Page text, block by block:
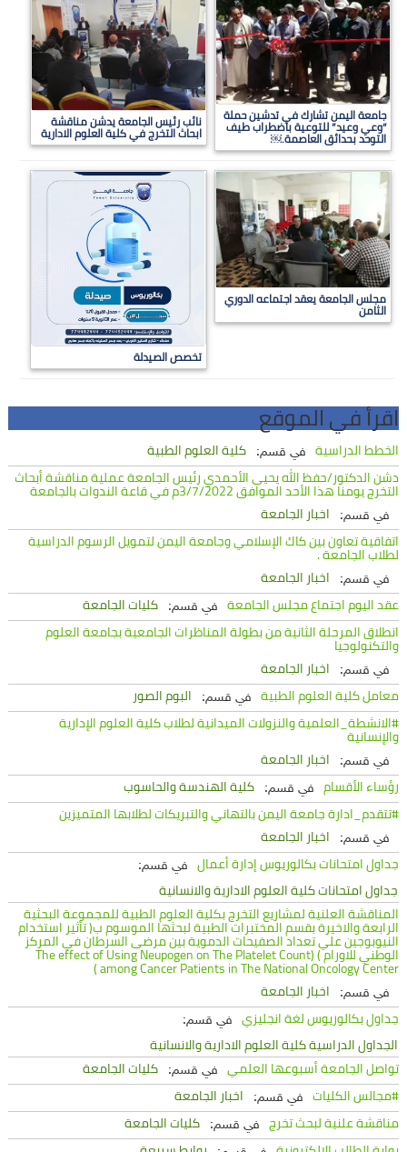
جامعة اليمن تشارك في تدشين حملة
“وعي وعيد” للتوعية باضطراب طيف
التوحد بحدائق العاصمة.￼
نائب رئيس الجامعة يدشن مناقشة
ابحاث التخرج في كلية العلوم الادارية
مجلس الجامعة يعقد اجتماعه الدوري
الثامن
تخصص الصيدلة
اقرأ في الموقع
الخطط الدراسية في قسم:
كلية العلوم الطبية
دشن الدكتور/حفظ الله يحيى الأحمدي رئيس الجامعة عملية مناقشة أبحاث
التخرج يومنا هذا الأحد الموافق 3/7/2022م في قاعة الندوات بالجامعة
في قسم:
اخبار الجامعة
اتفاقية تعاون بين كاك الإسلامي وجامعة اليمن لتمويل الرسوم الدراسية
لطلاب الجامعة .
في قسم:
اخبار الجامعة
عقد اليوم اجتماع مجلس الجامعة
في قسم:
كليات الجامعة
انطلاق المرحلة الثانية من بطولة المناظرات الجامعية بجامعة العلوم
والتكنولوجيا
في قسم:
اخبار الجامعة
معامل كلية العلوم الطبية
في قسم:
البوم الصور
#الانشطة_العلمية والنزولات الميدانية لطلاب كلية العلوم الإدارية
والإنسانية
في قسم:
اخبار الجامعة
رؤساء الأقسام
في قسم:
كلية الهندسة والحاسوب
#تتقدم_ادارة جامعة اليمن بالتهاني والتبريكات لطلابها المتميزين
في قسم:
اخبار الجامعة
جداول امتحانات بكالوريوس إدارة أعمال
في قسم:
جداول امتحانات كلية العلوم الادارية والانسانية
المناقشة العلنية لمشاريع التخرج بكلية العلوم الطبية للمجموعة البحثية
الرابعة والاخيرة بقسم المختبرات الطبية لبحثها الموسوم ب( تأثير استخدام
النيوبوجين علي تعداد الصفيحات الدموية بين مرضى السرطان في المركز
الوطني للاورام ) (The effect of Using Neupogen on The Platelet Count
among Cancer Patients in The National Oncology Center )
في قسم:
اخبار الجامعة
جداول بكالوريوس لغة انجليزي
في قسم:
الجداول الدراسية كلية العلوم الادارية والانسانية
تواصل الجامعة أسبوعها العلمي
في قسم:
كليات الجامعة
#مجالس الكليات
في قسم:
اخبار الجامعة
مناقشة علنية لبحث تخرج
في قسم:
كليات الجامعة